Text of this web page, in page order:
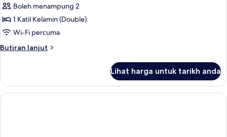
Suite,
Garden
View
Boleh menampung 2
1 Katil Kelamin (Double)
Wi-Fi percuma
Butiran lanjut
Butiran
Garden
View
Lihat harga untuk tarikh anda